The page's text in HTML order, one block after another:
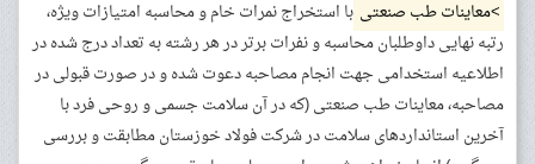
>معاینات طب صنعتی با استخراج نمرات خام و محاسبه امتیازات ویژه،
رتبه نهایی داوطلبان محاسبه و نفرات برتر در هر رشته به تعداد درج شده در
اطلاعیه استخدامی جهت انجام مصاحبه دعوت شده و در صورت قبولی در
مصاحبه، معاینات طب صنعتی (که در آن سلامت جسمی و روحی فرد با
آخرین استانداردهای سلامت در شرکت فولاد خوزستان مطابقت و بررسی